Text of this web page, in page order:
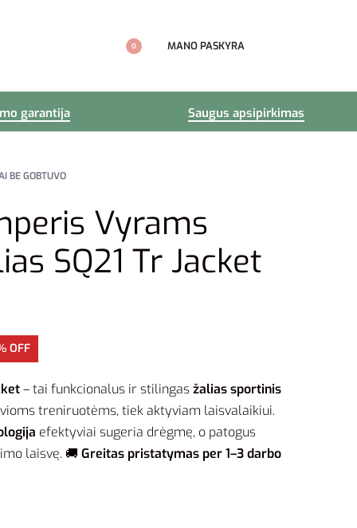
0 MANO PASKYRA
garantija Saugus apsipirkimas
BE GOBTUVO
Vyrams
SQ21 Tr Jacket
OFF
– tai funkcionalus ir stilingasžalias sportinis
treniruotėms, tiek aktyviam laisvalaikiui.
efektyviai sugeria drėgmę, o patogus
laisvę. 🚚 Greitas pristatymas per 1–3 darbo